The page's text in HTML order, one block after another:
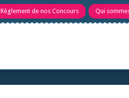
Règlement de nos Concours Qui